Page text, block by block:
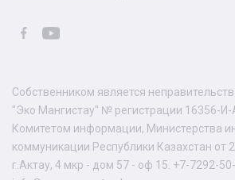
Собственником является
"Эко Мангистау" № регистрации 16356-
Комитетом информации, Министерства
коммуникации Республики Казахстан от
г.Актау, 4 мкр - дом 57 - оф 15. +7-7292-